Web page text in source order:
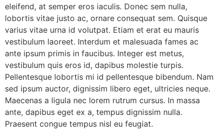
eleifend, at semper eros iaculis. Donec sem nulla,
lobortis vitae justo ac, ornare consequat sem. Quisque
varius vitae urna id volutpat. Etiam et erat eu mauris
vestibulum laoreet. Interdum et malesuada fames ac
ante ipsum primis in faucibus. Integer est metus,
vestibulum quis eros id, dapibus molestie turpis.
Pellentesque lobortis mi id pellentesque bibendum. Nam
sed ipsum auctor, dignissim libero eget, ultricies neque.
Maecenas a ligula nec lorem rutrum cursus. In massa
ante, dapibus eget ex a, tempus dignissim nulla.
Praesent congue tempus nisl eu feugiat.